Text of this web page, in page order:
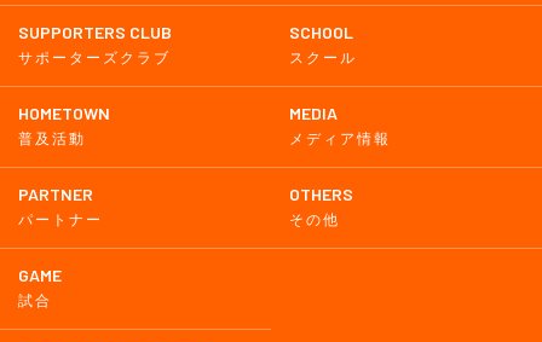
SUPPORTERS CLUB
サポーターズクラブ
SCHOOL
スクール
HOMETOWN
普及活動
MEDIA
メディア情報
PARTNER
パートナー
OTHERS
その他
GAME
試合